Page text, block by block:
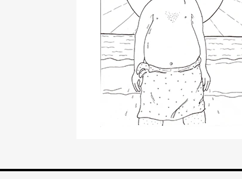
affärsutveckling och
försäljning.
Oskar Lenner
är ny
teknisk säljare i Umeå på
Systemair Sverige. Han
kommer från Belimo där
han var regional
försäljningschef Norr.
vd-posten på Hasopor.